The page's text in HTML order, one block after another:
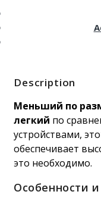
Description
Меньший по
легкий по
устройствами,
обеспечивает
это необходимо.
Особенности